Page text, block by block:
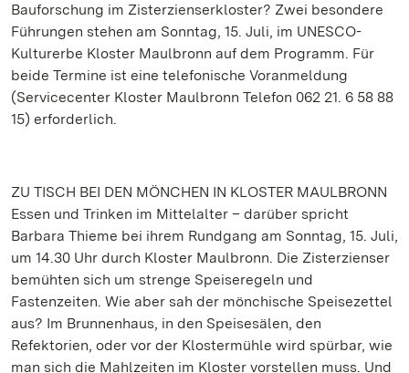
Bauforschung im Zisterzienserkloster? Zwei besondere
Führungen stehen am Sonntag, 15. Juli, im UNESCO-
Kulturerbe Kloster Maulbronn auf dem Programm. Für
beide Termine ist eine telefonische Voranmeldung
(Servicecenter Kloster Maulbronn Telefon 062 21. 6 58 88
15) erforderlich.
ZU TISCH BEI DEN MÖNCHEN IN KLOSTER MAULBRONN
Essen und Trinken im Mittelalter – darüber spricht
Barbara Thieme bei ihrem Rundgang am Sonntag, 15. Juli,
um 14.30 Uhr durch Kloster Maulbronn. Die Zisterzienser
bemühten sich um strenge Speiseregeln und
Fastenzeiten. Wie aber sah der mönchische Speisezettel
aus? Im Brunnenhaus, in den Speisesälen, den
Refektorien, oder vor der Klostermühle wird spürbar, wie
man sich die Mahlzeiten im Kloster vorstellen muss. Und